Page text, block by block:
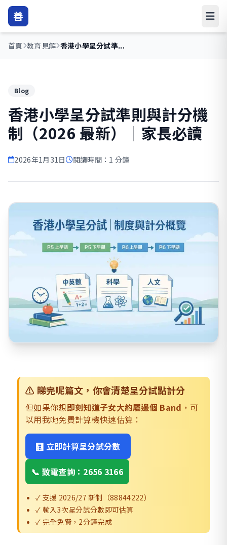
善
首頁 教育見解 香港小學呈分試準...
Blog
香港小學呈分試準則與計分機
制（2026 最新）｜家長必讀
2026年1月31日 閱讀時間：1 分鐘
⚠️ 睇完呢篇文，你會清楚呈分試點計分
但如果你想即刻知道子女大約屬邊個 Band ，可
以用我哋免費計算機快速估算：
🧮 立即計算呈分試分數
📞 致電查詢：2656 3166
✓ 支援 2026/27 新制（88844222）
✓ 輸入3次呈分試分數即可估算
✓ 完全免費，2分鐘完成